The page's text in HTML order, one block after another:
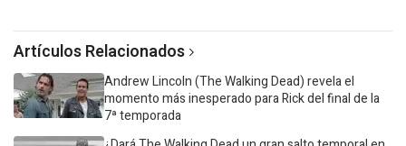
Artículos Relacionados
Andrew Lincoln (The Walking Dead) revela el
momento más inesperado para Rick del final de la
7ª temporada